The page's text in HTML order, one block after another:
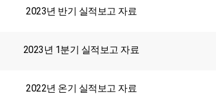
2023년 반기 실적보고 자료
2023년 1분기 실적보고 자료
2022년 온기 실적보고 자료